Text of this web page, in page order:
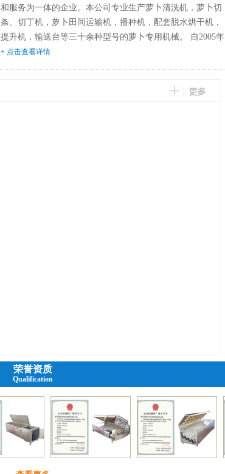
和服务为一体的企业。本公司专业生产萝卜清洗机，萝卜切
条、切丁机，萝卜田间运输机，播种机，配套脱水烘干机，
提升机，输送台等三十余种型号的萝卜专用机械。 自2005年
单倾斜辊筒毛刷波浪式萝卜清洗机问世以来，经技术人员的
+ 点击查看详情
荣誉资质
Qualification